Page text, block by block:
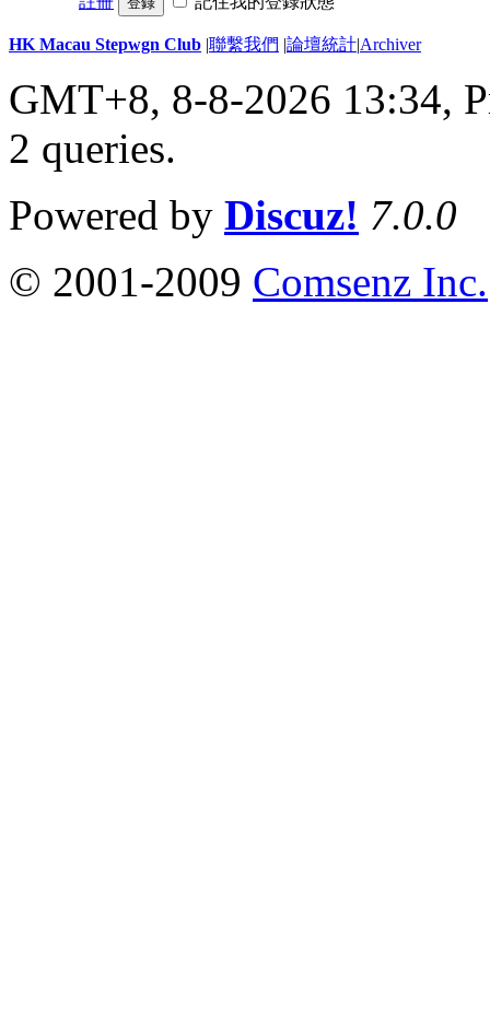
HK Macau Stepwgn Club |聯繫我們 |論壇統計|Archiver
GMT+8, 8-8-2026 13:34,
2 queries.
Powered by Discuz! 7.0.0
© 2001-2009 Comsenz Inc.